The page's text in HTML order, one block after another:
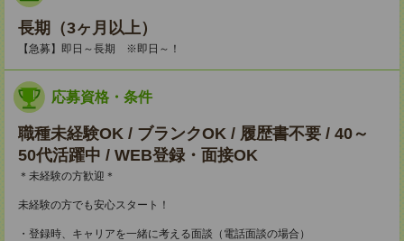
長期（3ヶ月以上）
【急募】即日～長期 ※即日～！
応募資格・条件
職種未経験OK / ブランクOK / 履歴書不要 / 40～
50代活躍中 / WEB登録・面接OK
＊未経験の方歓迎＊
未経験の方でも安心スタート！
・登録時、キャリアを一緒に考える面談（電話面談の場合）